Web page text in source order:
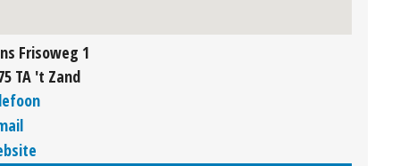
Frisoweg 1
TA 't Zand